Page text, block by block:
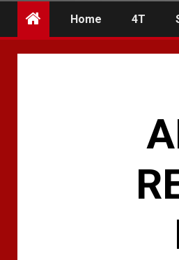
Home 4T